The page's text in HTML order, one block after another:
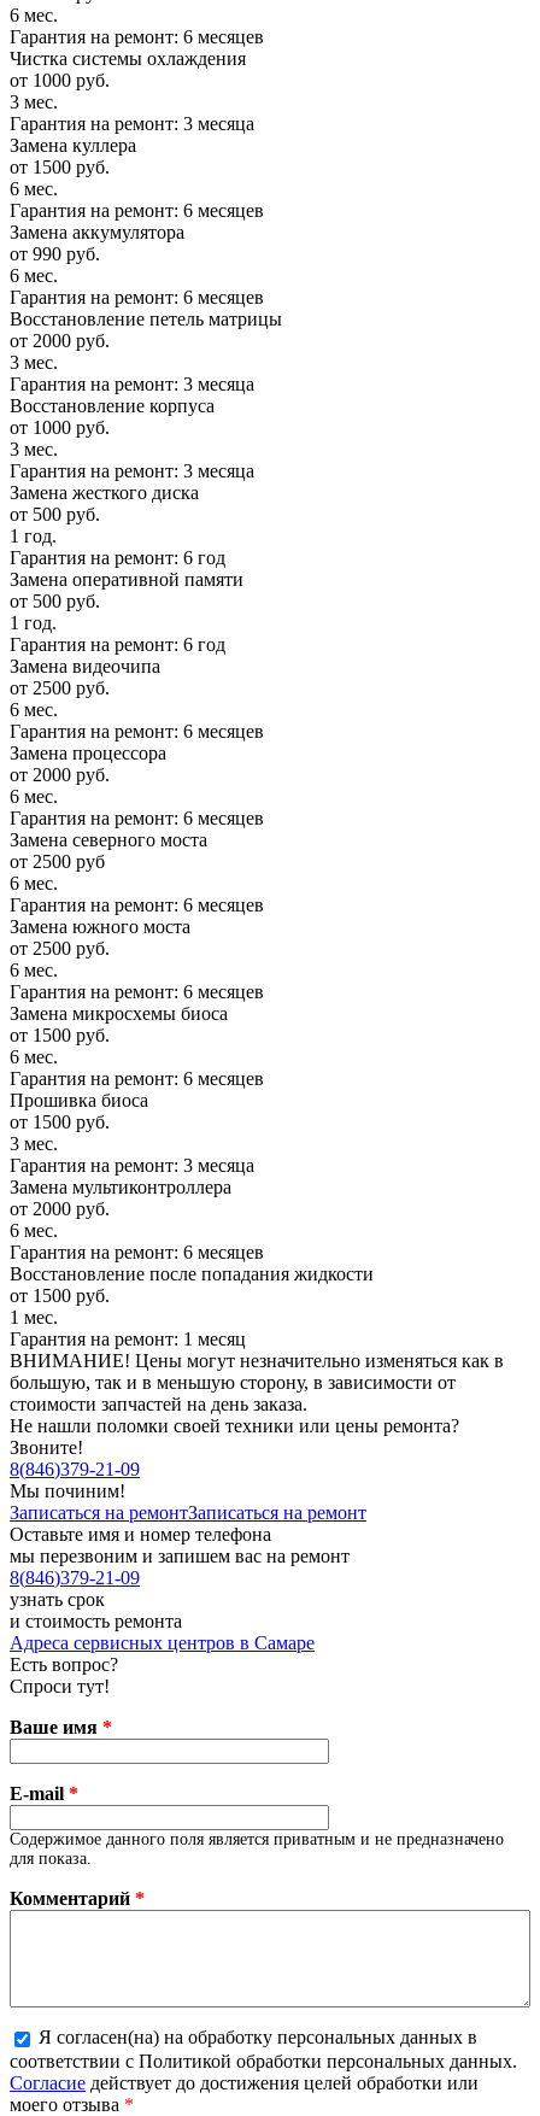
6 мес.
Гарантия на ремонт: 6 месяцев
Чистка системы охлаждения
от 1000 руб.
3 мес.
Гарантия на ремонт: 3 месяца
Замена куллера
от 1500 руб.
6 мес.
Гарантия на ремонт: 6 месяцев
Замена аккумулятора
от 990 руб.
6 мес.
Гарантия на ремонт: 6 месяцев
Восстановление петель матрицы
от 2000 руб.
3 мес.
Гарантия на ремонт: 3 месяца
Восстановление корпуса
от 1000 руб.
3 мес.
Гарантия на ремонт: 3 месяца
Замена жесткого диска
от 500 руб.
1 год.
Гарантия на ремонт: 6 год
Замена оперативной памяти
от 500 руб.
1 год.
Гарантия на ремонт: 6 год
Замена видеочипа
от 2500 руб.
6 мес.
Гарантия на ремонт: 6 месяцев
Замена процессора
от 2000 руб.
6 мес.
Гарантия на ремонт: 6 месяцев
Замена северного моста
от 2500 руб
6 мес.
Гарантия на ремонт: 6 месяцев
Замена южного моста
от 2500 руб.
6 мес.
Гарантия на ремонт: 6 месяцев
Замена микросхемы биоса
от 1500 руб.
6 мес.
Гарантия на ремонт: 6 месяцев
Прошивка биоса
от 1500 руб.
3 мес.
Гарантия на ремонт: 3 месяца
Замена мультиконтроллера
от 2000 руб.
6 мес.
Гарантия на ремонт: 6 месяцев
Восстановление после попадания жидкости
от 1500 руб.
1 мес.
Гарантия на ремонт: 1 месяц
ВНИМАНИЕ! Цены могут незначительно изменяться как в
большую, так и в меньшую сторону, в зависимости от
стоимости запчастей на день заказа.
Не нашли поломки своей техники или цены ремонта?
Звоните!
8(846)379-21-09
Мы починим!
Записаться на ремонтЗаписаться на ремонт
Оставьте имя и номер телефона
мы перезвоним и запишем вас на ремонт
8(846)379-21-09
узнать срок
и стоимость ремонта
Адреса сервисных центров в Самаре
Есть вопрос?
Спроси тут!
Ваше имя *
E-mail *
Содержимое данного поля является приватным и не предназначено
для показа.
Комментарий *
Более подробная информация о текстовых форматах
Я согласен(на) на обработку персональных данных в
соответствии с Политикой обработки персональных данных.
Согласие действует до достижения целей обработки или
моего отзыва *